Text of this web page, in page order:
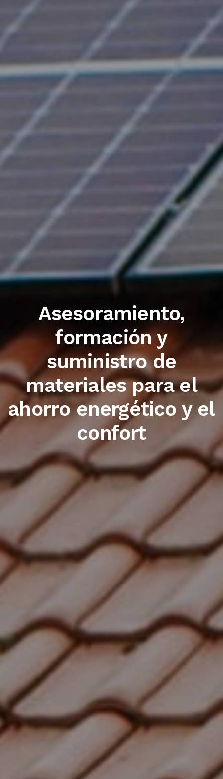
Trabajamos con las
primeras marcas del
sector